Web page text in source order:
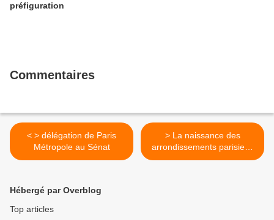
préfiguration
Commentaires
< > délégation de Paris
Métropole au Sénat
> La naissance des
arrondissements parisiens
>
Hébergé par Overblog
Top articles